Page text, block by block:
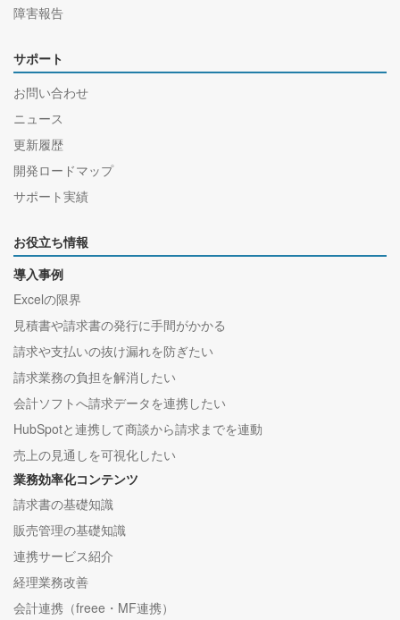
障害報告
サポート
お問い合わせ
ニュース
更新履歴
開発ロードマップ
サポート実績
お役立ち情報
導入事例
Excelの限界
見積書や請求書の発行に手間がかかる
請求や支払いの抜け漏れを防ぎたい
請求業務の負担を解消したい
会計ソフトへ請求データを連携したい
HubSpotと連携して商談から請求までを連動
売上の見通しを可視化したい
業務効率化コンテンツ
請求書の基礎知識
販売管理の基礎知識
連携サービス紹介
経理業務改善
会計連携（freee・MF連携）